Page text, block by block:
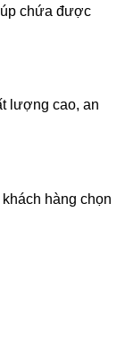
chứa được
lượng cao, an
hàng chọn